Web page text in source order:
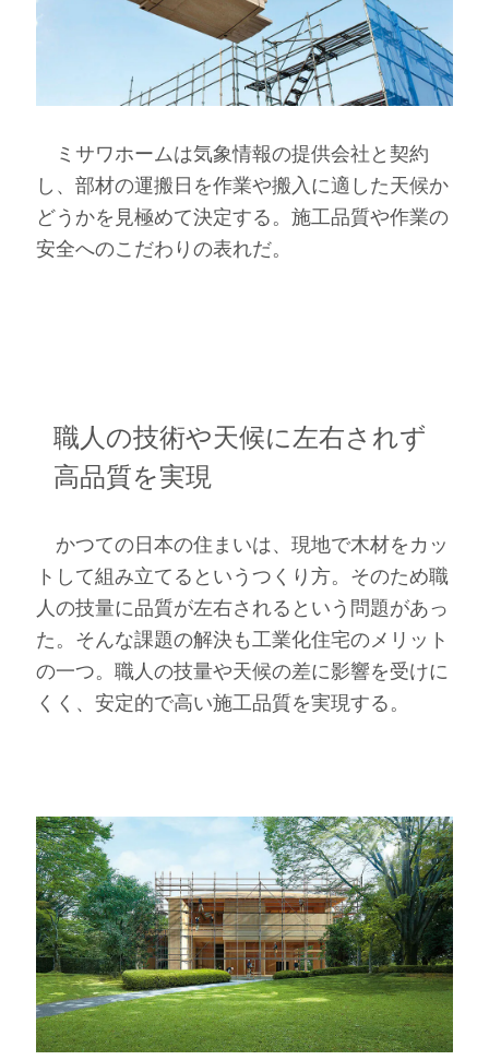
ミサワホームは気象情報の提供会社と契約
し、部材の運搬日を作業や搬入に適した天候か
どうかを見極めて決定する。施工品質や作業の
安全へのこだわりの表れだ。
職人の技術や天候に左右されず
高品質を実現
かつての日本の住まいは、現地で木材をカッ
トして組み立てるというつくり方。そのため職
人の技量に品質が左右されるという問題があっ
た。そんな課題の解決も工業化住宅のメリット
の一つ。職人の技量や天候の差に影響を受けに
くく、安定的で高い施工品質を実現する。